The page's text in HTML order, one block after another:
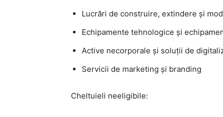
Lucrări de construire, extindere și
Echipamente tehnologice și
Active necorporale și soluții de
Servicii de marketing și branding
Cheltuieli neeligibile: